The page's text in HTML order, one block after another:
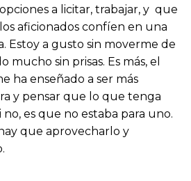
a licitar, trabajar, y que
aficionados confíen en una
Estoy a gusto sin moverme de
mucho sin prisas. Es más, el
ha enseñado a ser más
y pensar que lo que tenga
es que no estaba para uno.
que aprovecharlo y